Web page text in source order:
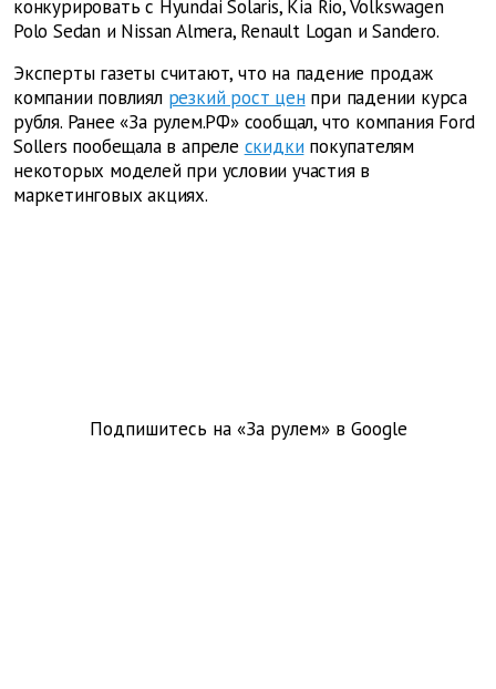
конкурировать с Hyundai Solaris, Kia Rio, Volkswagen
Polo Sedan и Nissan Almera, Renault Logan и Sandero.
Эксперты газеты считают, что на падение продаж
компании повлиял резкий рост ценпри падении курса
рубля. Ранее «За рулем.РФ» сообщал, что компания Ford
Sollers пообещала в апреле скидкипокупателям
некоторых моделей при условии участия в
маркетинговых акциях.
Подпишитесь на «За рулем» в Google